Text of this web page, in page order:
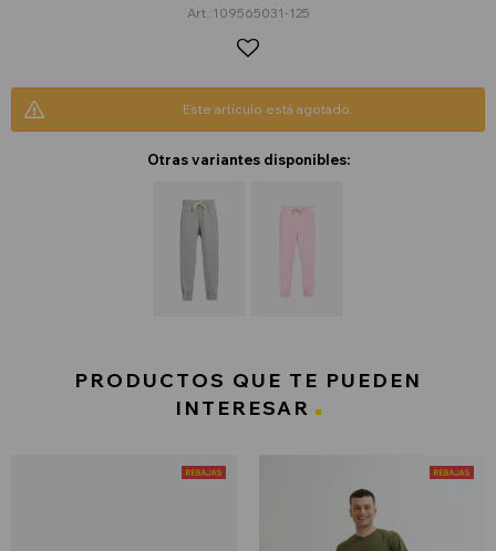
109565031-125
Este artículo está agotado.
Otras variantes disponibles:
PRODUCTOS QUE TE PUEDEN
INTERESAR